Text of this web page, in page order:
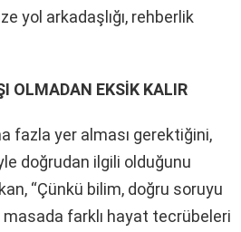
yol arkadaşlığı, rehberlik
OLMADAN EKSİK KALIR
fazla yer alması gerektiğini,
doğrudan ilgili olduğunu
“Çünkü bilim, doğru soruyu
farklı hayat tecrübeleri